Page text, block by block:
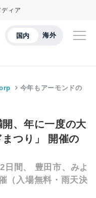
ィア
国内 海外
今年もアーモンドの
、年に一度の大
つり」 開催の
日間、 豊田市、みよ
（入場無料・雨天決